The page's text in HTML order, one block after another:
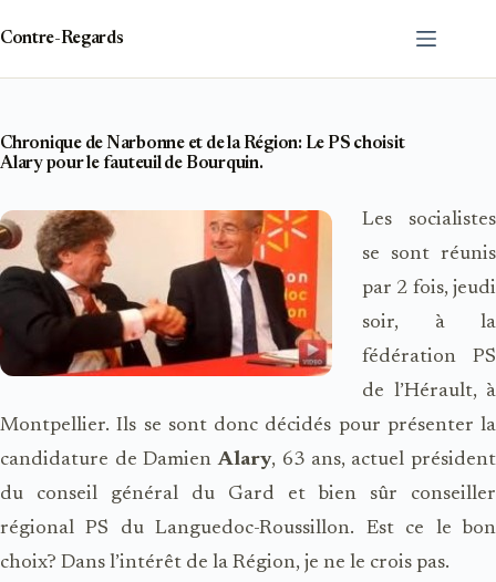
contenu
Contre-Regards
Chronique de Narbonne et de la Région: Le PS choisit
Alary pour le fauteuil de Bourquin.
Les socialistes
se sont réunis
par 2 fois, jeudi
soir, à la
fédération PS
de l’Hérault, à
Montpellier. Ils se sont donc décidés pour présenter la
candidature de DamienAlary, 63 ans, actuel président
du conseil général du Gard et bien sûr conseiller
régional PS du Languedoc-Roussillon. Est ce le bon
choix? Dans l’intérêt de la Région, je ne le crois pas.